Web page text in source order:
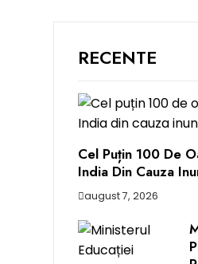
RECENTE
Cel Puțin 100 De
India Din Cauza
august 7, 2026